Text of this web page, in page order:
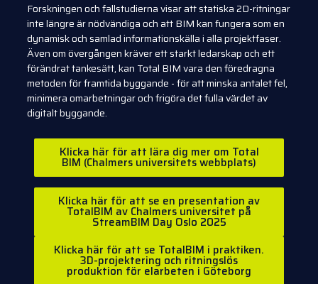
Forskningen och fallstudierna visar att statiska 2D-ritningar
inte längre är nödvändiga och att BIM kan fungera som en
dynamisk och samlad informationskälla i alla projektfaser.
Även om övergången kräver ett starkt ledarskap och ett
förändrat tankesätt, kan Total BIM vara den föredragna
metoden för framtida byggande - för att minska antalet fel,
minimera omarbetningar och frigöra det fulla värdet av
digitalt byggande.
Klicka här för att lära dig mer om Total
BIM (Chalmers universitets webbplats)
Klicka här för att se en presentation av
TotalBIM av Chalmers universitet på
StreamBIM Day Oslo 2025
Klicka här för att se TotalBIM i praktiken.
3D-projektering och ritningslös
produktion för elarbeten i Göteborg